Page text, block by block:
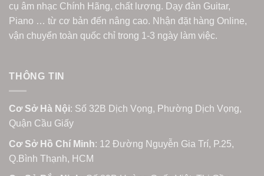
cụ âm nhạc Chính Hãng, chất lượng. Dạy đàn Guitar,
Piano … từ cơ bản đến nâng cao. Nhận đặt hàng Online,
vận chuyển toàn quốc chỉ trong 1-3 ngày làm việc.
THÔNG TIN
Cơ Sở Hà Nội: Số 32B Dịch Vọng, Phường Dịch Vọng,
Quận Cầu Giấy
Cơ Sở Hồ Chí Minh: 12 Đường Nguyễn Gia Trí, P.25,
Q.Bình Thạnh, HCM